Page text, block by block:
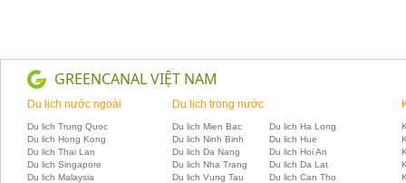
GREENCANAL VIỆT NAM
Du lịch nước ngoài
Du lich Trung Quoc
Du lich Hong Kong
Du lich Thai Lan
Du lich Singapore
Du lich Malaysia
Du lịch trong nước
Du lich Mien Bac
Du lich Ha Long
Du lich Ninh Binh
Du lich Hue
Du lich Da Nang
Du lich Hoi An
Du lich Nha Trang
Du lich Da Lat
Du lich Vung Tau
Du lich Can Tho